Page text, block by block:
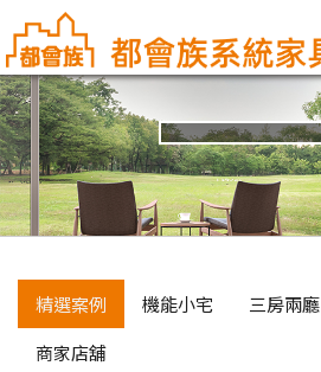
精選案例 機能小宅 三房兩廳
商家店舖